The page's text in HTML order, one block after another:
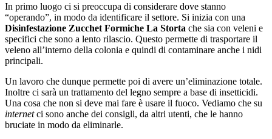
In primo luogo ci si preoccupa di considerare dove stanno
“operando”, in modo da identificare il settore. Si inizia con una
Disinfestazione Zucchet Formiche La Storta che sia con veleni e
specifici che sono a lento rilascio. Questo permette di trasportare il
veleno all’interno della colonia e quindi di contaminare anche i nidi
principali.
Un lavoro che dunque permette poi di avere un’eliminazione totale.
Inoltre ci sarà un trattamento del legno sempre a base di insetticidi.
Una cosa che non si deve mai fare è usare il fuoco. Vediamo che su
internetci sono anche dei consigli, da altri utenti, che le hanno
bruciate in modo da eliminarle.